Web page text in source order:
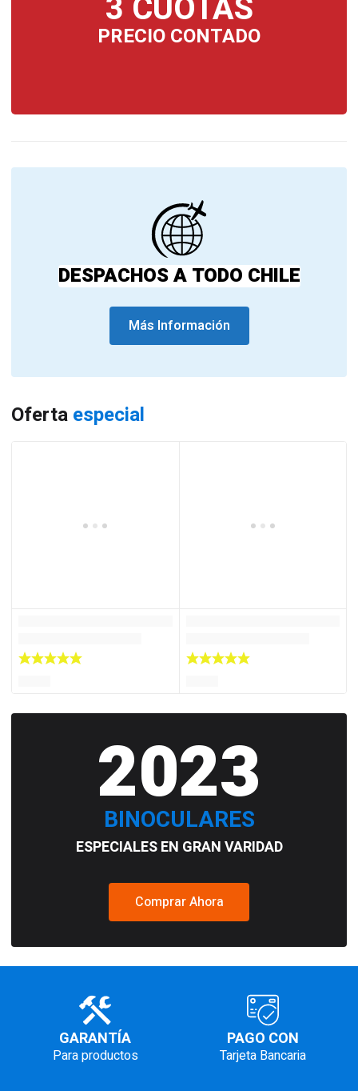
3 CUOTAS
PRECIO CONTADO
DESPACHOS A TODO CHILE
Más Información
Oferta especial
2023
BINOCULARES
ESPECIALES EN GRAN VARIDAD
Comprar Ahora
GARANTÍA
Para productos
PAGO CON
Tarjeta Bancaria